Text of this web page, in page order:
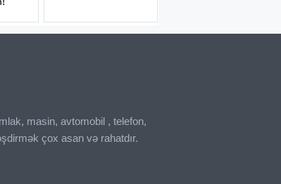
masin, avtomobil , telefon,
çox asan və rahatdır.